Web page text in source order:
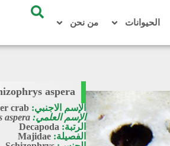
الحيوانات من نحن
aspera
الإسم الاجنبي: crab
الإسم العلمي: aspera
الرتبة: Decapoda
الفصيلة: Majidae